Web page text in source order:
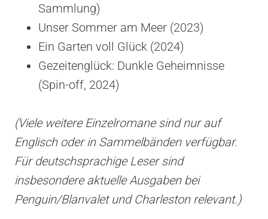
Sammlung)
Unser Sommer am Meer (2023)
Ein Garten voll Glück (2024)
Gezeitenglück: Dunkle Geheimnisse
(Spin-off, 2024)
(Viele weitere Einzelromane sind nur auf
Englisch oder in Sammelbänden verfügbar.
Für deutschsprachige Leser sind
insbesondere aktuelle Ausgaben bei
Penguin/Blanvalet und Charleston relevant.)